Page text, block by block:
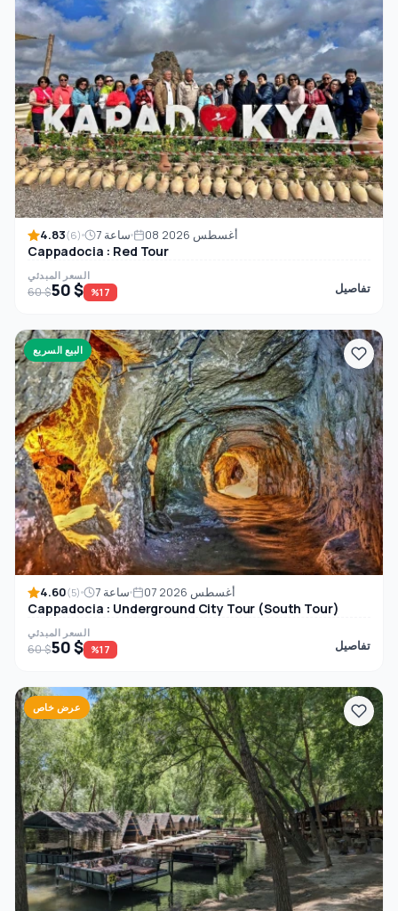
4.83(6) 7 ساعة 08 أغسطس 2026
Cappadocia : Red Tour
السعر المبدئي
60 $50 $ %17 تفاصيل
البيع السريع
4.60(5) 7 ساعة 07 أغسطس 2026
Cappadocia : Underground City Tour (South Tour)
السعر المبدئي
60 $50 $ %17 تفاصيل
عرض خاص